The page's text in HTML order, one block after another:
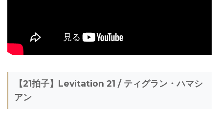
【21拍子】Levitation 21 / ティグラン・ハマシ
アン